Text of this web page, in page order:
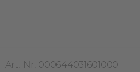
Art.-Nr. 000644031601000